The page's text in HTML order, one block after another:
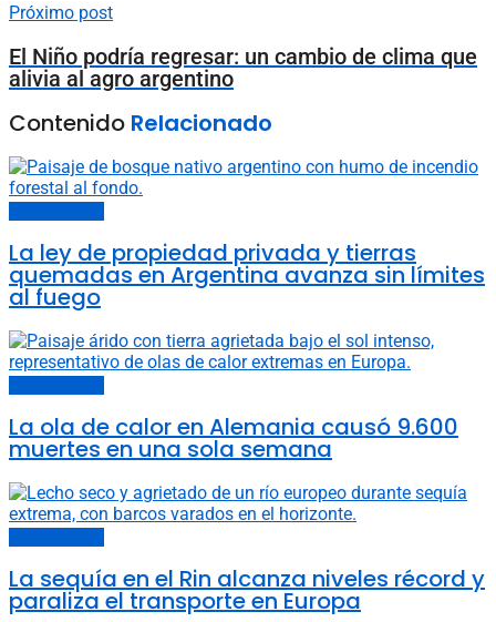
Próximo post
El Niño podría regresar: un cambio de clima que
alivia al agro argentino
Contenido Relacionado
La ley de propiedad privada y tierras
quemadas en Argentina avanza sin límites
al fuego
La ola de calor en Alemania causó 9.600
muertes en una sola semana
La sequía en el Rin alcanza niveles récord y
paraliza el transporte en Europa